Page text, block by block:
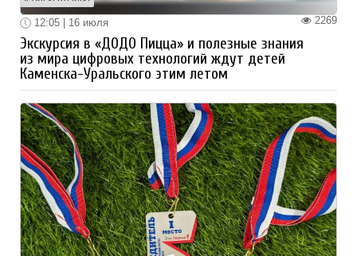
2269
12:05 | 16 июля
Экскурсия в «ДОДО Пицца» и полезные знания
из мира цифровых технологий ждут детей
Каменска-Уральского этим летом